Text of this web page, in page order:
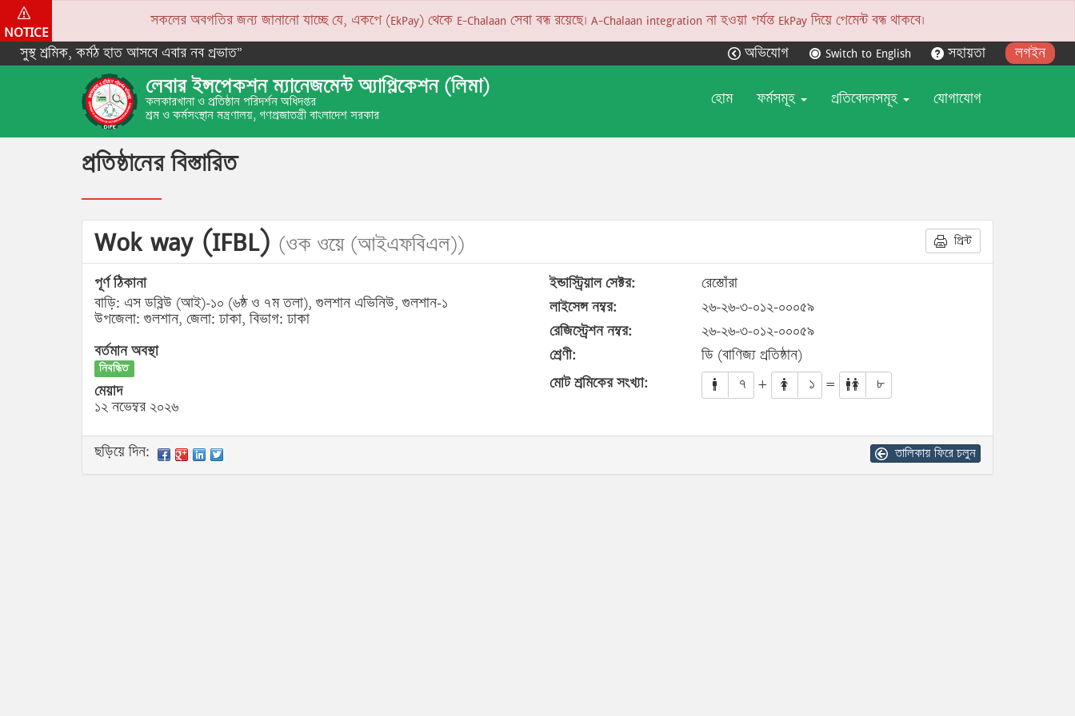
NOTICE
সকলের অবগতির জন্য জানানো যাচ্ছে যে, একপে (EkPay) থেকে E-Chalaan সেবা বন্ধ রয়েছে। A-Chalaan integration না হওয়া পর্যন্ত EkPay দিয়ে পেমেন্ট বন্ধ থাকবে।
সুস্থ শ্রমিক, কর্মঠ হাত আসবে এবার নব প্রভাত”
অভিযোগ Switch to English সহায়তা লগইন
লেবার ইন্সপেকশন ম্যানেজমেন্ট অ্যাপ্লিকেশন (লিমা)
কলকারখানা ও প্রতিষ্ঠান পরিদর্শন অধিদপ্তর
শ্রম ও কর্মসংস্থান মন্ত্রণালয়, গণপ্রজাতন্ত্রী বাংলাদেশ সরকার
হোম ফর্মসমূহ প্রতিবেদনসমূহ যোগাযোগ
প্রতিষ্ঠানের বিস্তারিত
Wok way (IFBL) (ওক ওয়ে (আইএফবিএল)) প্রিন্ট
পূর্ণ ঠিকানা
বাড়ি: এস ডব্লিউ (আই)-১০ (৬ষ্ঠ ও ৭ম তলা), গুলশান এভিনিউ, গুলশান-১
উপজেলা: গুলশান, জেলা: ঢাকা, বিভাগ: ঢাকা
বর্তমান অবস্থা
নিবন্ধিত
মেয়াদ
১২ নভেম্বর ২০২৬
ইন্ডাস্ট্রিয়াল সেক্টর:
রেস্তোঁরা
লাইসেন্স নম্বর:
২৬-২৬-৩-০১২-০০০৫৯
রেজিস্ট্রেশন নম্বর:
২৬-২৬-৩-০১২-০০০৫৯
শ্রেণী:
ডি (বাণিজ্য প্রতিষ্ঠান)
মোট শ্রমিকের সংখ্যা:
৭ + ১ = ৮
ছড়িয়ে দিন: তালিকায় ফিরে চলুন